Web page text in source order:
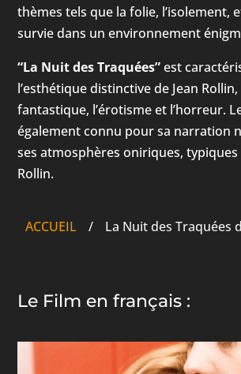
thèmes tels que la folie, l’isolement,
survie dans un environnement
“La Nuit des Traquées”est
l’esthétique distinctive de Jean
fantastique, l’érotisme et l’horreur.
également connu pour sa narration
ses atmosphères oniriques,
Rollin.
ACCUEIL / La Nuit des Traquées
Le Film en français :